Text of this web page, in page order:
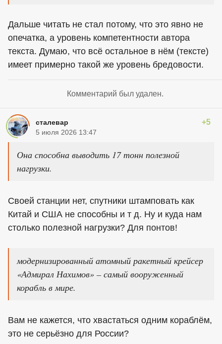
Дальше читать не стал потому, что это явно не
опечатка, а уровень компетентности автора
текста. Думаю, что всё остальное в нём (тексте)
имеет примерно такой же уровень бредовости.
Комментарий был удален.
сталевар +5
5 июля 2026 13:47
Она способна выводить 17 тонн полезной
нагрузки.
Своей станции нет, спутники штамповать как
Китай и США не способны и т д. Ну и куда нам
столько полезной нагрузки? Для понтов!
модернизированный атомный ракетный крейсер
«Адмирал Нахимов» – самый вооруженный
корабль в мире.
Вам не кажется, что хвастаться одним кораблём,
это не серьёзно для России?